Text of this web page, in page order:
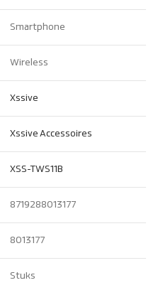
Smartphone
Wireless
Xssive
Xssive Accessoires
XSS-TWS11B
8719288013177
8013177
Stuks